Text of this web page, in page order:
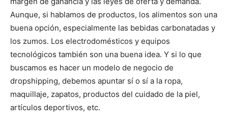
Aunque, si hablamos de productos, los alimentos son una
buena opción, especialmente las bebidas carbonatadas y
los zumos. Los electrodomésticos y equipos
tecnológicos también son una buena idea. Y si lo que
buscamos es hacer un modelo de negocio de
dropshipping, debemos apuntar sí o sí a la ropa,
maquillaje, zapatos, productos del cuidado de la piel,
artículos deportivos, etc.